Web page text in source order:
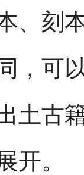
、刻
，可
土古
开。